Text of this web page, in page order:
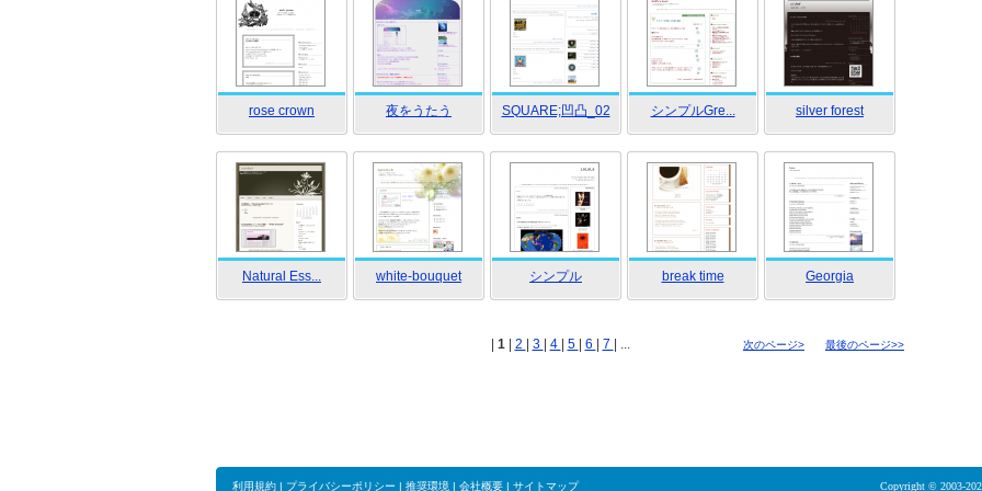
rose crown 夜をうたう SQUARE;凹凸_02 シンプルGre... silver forest
Natural Ess... white-bouquet シンプル break time Georgia
1 2 3 4 5 6 7 | ... 次のページ> 最後のページ>>
利用規約 | プライバシーポリシー | 推奨環境 | 会社概要 | サイトマップ Copyright © 2003-